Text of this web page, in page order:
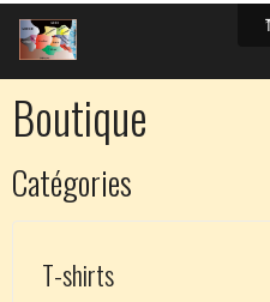
Boutique
Catégories
T-shirts